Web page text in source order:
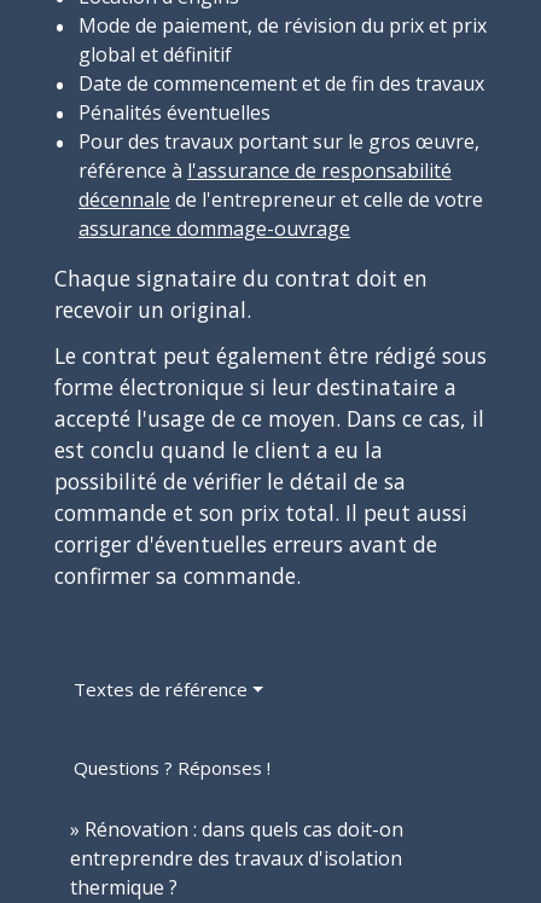
Mode de paiement, de révision du prix et prix
global et définitif
Date de commencement et de fin des travaux
Pénalités éventuelles
Pour des travaux portant sur le gros œuvre,
référence à l'assurance de responsabilité
décennale de l'entrepreneur et celle de votre
assurance dommage-ouvrage
Chaque signataire du contrat doit en
recevoir un original.
Le contrat peut également être rédigé sous
forme électronique si leur destinataire a
accepté l'usage de ce moyen. Dans ce cas, il
est conclu quand le client a eu la
possibilité de vérifier le détail de sa
commande et son prix total. Il peut aussi
corriger d'éventuelles erreurs avant de
confirmer sa commande.
Textes de référence
Questions ? Réponses !
Rénovation : dans quels cas doit-on
entreprendre des travaux d'isolation
thermique ?